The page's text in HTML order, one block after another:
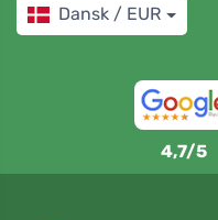
Dansk / EUR
4,7/5